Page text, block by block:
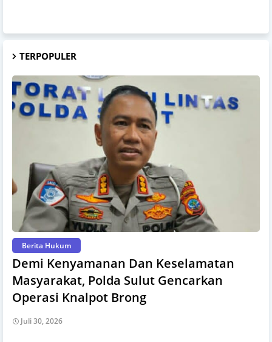
TERPOPULER
Berita Hukum
Demi Kenyamanan Dan Keselamatan
Masyarakat, Polda Sulut Gencarkan
Operasi Knalpot Brong
Juli 30, 2026